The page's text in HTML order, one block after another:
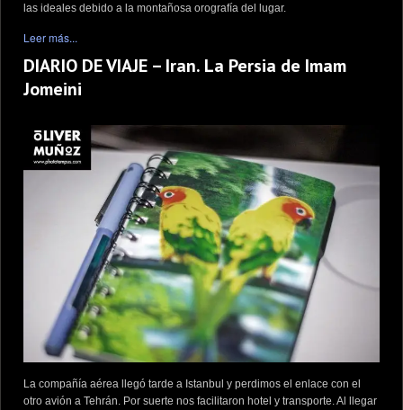
las ideales debido a la montañosa orografía del lugar.
Leer más...
DIARIO DE VIAJE – Iran. La Persia de Imam
Jomeini
La compañía aérea llegó tarde a Istanbul y perdimos el enlace con el
otro avión a Tehrán. Por suerte nos facilitaron hotel y transporte. Al llegar